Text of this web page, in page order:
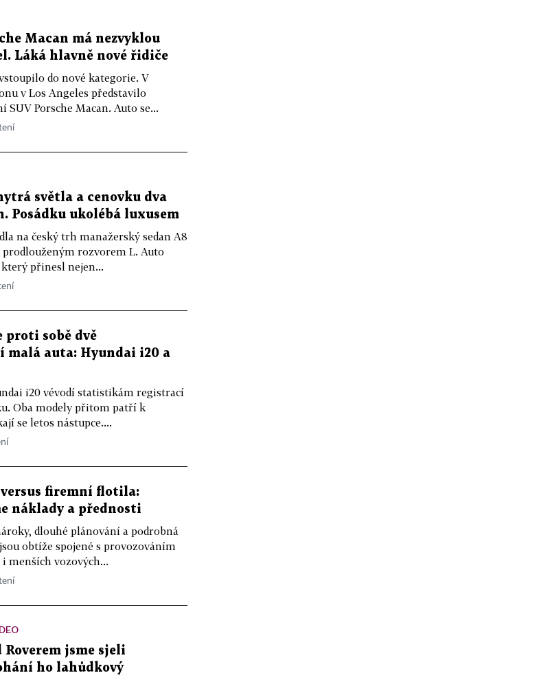
Macan má nezvyklou
Láká hlavně nové řidiče
do nové kategorie. V
v Los Angeles představilo
Porsche Macan. Auto se...
světla a cenovku dva
Posádku ukolébá luxusem
na český trh manažerský sedan A8
rozvorem L. Auto
přinesl nejen...
proti sobě dvě
malá auta: Hyundai i20 a
i20 vévodí statistikám registrací
Oba modely přitom patří k
se letos nástupce....
firemní flotila:
náklady a přednosti
dlouhé plánování a podrobná
obtíže spojené s provozováním
menších vozových...
Roverem jsme sjeli
ho lahůdkový